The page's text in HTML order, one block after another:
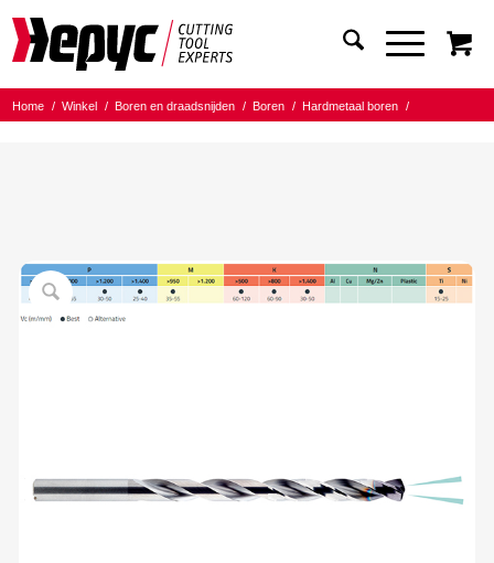
Home / Winkel / Boren en draadsnijden / Boren / Hardmetaal boren
/